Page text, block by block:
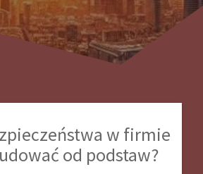
w firmie
od podstaw?